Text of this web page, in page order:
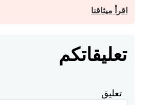
اقرأ ميثاقنا
تعليقاتكم
تعليق